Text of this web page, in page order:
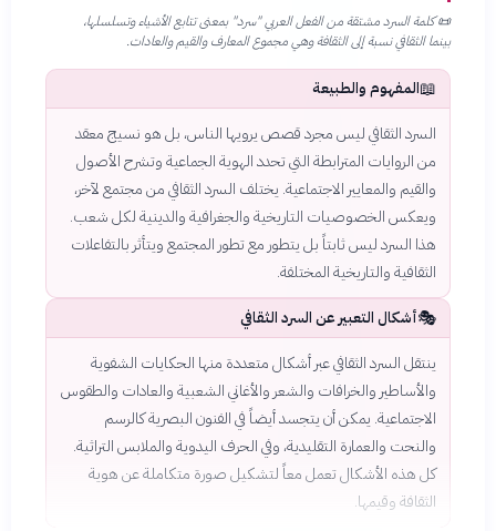
📜كلمة السرد مشتقة من الفعل العربي "سرد" بمعنى تتابع الأشياء وتسلسلها،
بينما الثقافي نسبة إلى الثقافة وهي مجموع المعارف والقيم والعادات.
📖المفهوم والطبيعة
السرد الثقافي ليس مجرد قصص يرويها الناس، بل هو نسيج معقد
من الروايات المترابطة التي تحدد الهوية الجماعية وتشرح الأصول
والقيم والمعايير الاجتماعية. يختلف السرد الثقافي من مجتمع لآخر،
ويعكس الخصوصيات التاريخية والجغرافية والدينية لكل شعب.
هذا السرد ليس ثابتاً بل يتطور مع تطور المجتمع ويتأثر بالتفاعلات
الثقافية والتاريخية المختلفة.
🎭أشكال التعبير عن السرد الثقافي
ينتقل السرد الثقافي عبر أشكال متعددة منها الحكايات الشفوية
والأساطير والخرافات والشعر والأغاني الشعبية والعادات والطقوس
الاجتماعية. يمكن أن يتجسد أيضاً في الفنون البصرية كالرسم
والنحت والعمارة التقليدية، وفي الحرف اليدوية والملابس التراثية.
كل هذه الأشكال تعمل معاً لتشكيل صورة متكاملة عن هوية
الثقافة وقيمها.